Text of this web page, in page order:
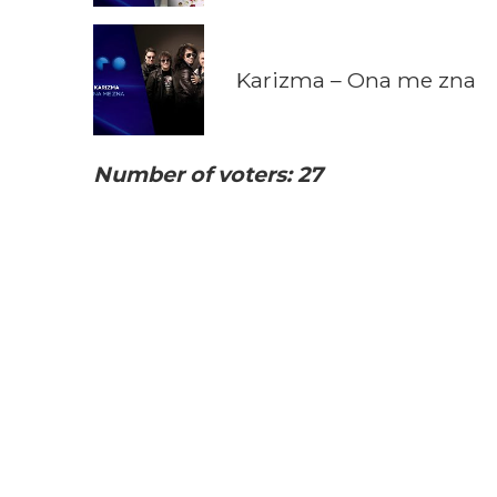
Karizma – Ona me zna
Number of voters: 27